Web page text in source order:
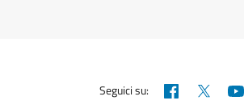
Seguici su: Facebook